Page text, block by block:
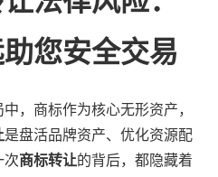
您安全交易
，商标作为核心无形资产，
是盘活品牌资产、优化资源配
次商标转让的背后，都隐藏着